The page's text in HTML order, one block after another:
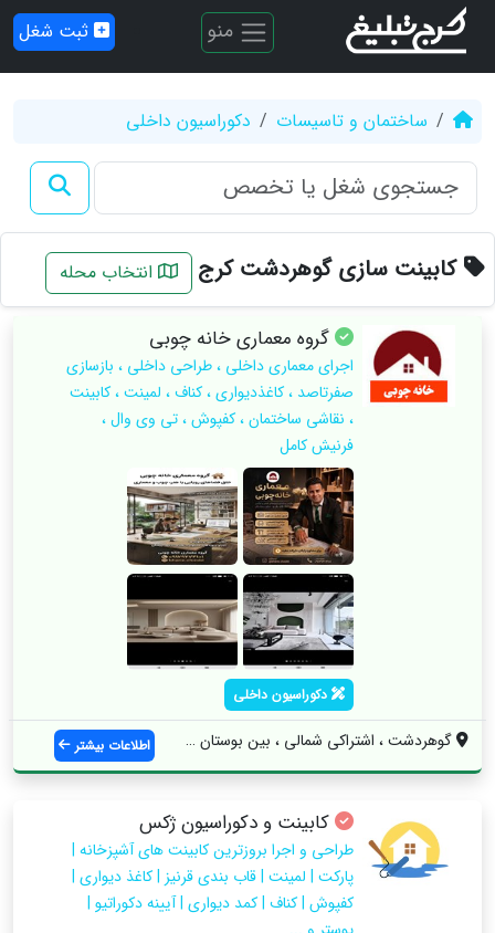
منو ثبت شغل
ساختمان و تاسیسات دکوراسیون داخلی
کابینت سازی گوهردشت کرج انتخاب محله
گروه‌ معماری خانه چوبی
اجرای معماری داخلی ، طراحی داخلی ، بازسازی
صفرتاصد ، کاغذدیواری ، کناف ، لمینت ، کابینت
، نقاشی ساختمان ، کفپوش ، تی وی وال ،
فرنیش کامل
دکوراسیون داخلی
گوهردشت ، اشتراکی شمالی ، بین بوستان 18 ... اطلاعات بیشتر
کابینت و دکوراسیون ژکس
طراحی و اجرا بروزترین کابینت های آشپزخانه |
پارکت | لمینت | قاب بندی قرنیز | کاغذ دیواری |
کفپوش | کناف | کمد دیواری | آیینه دکوراتیو |